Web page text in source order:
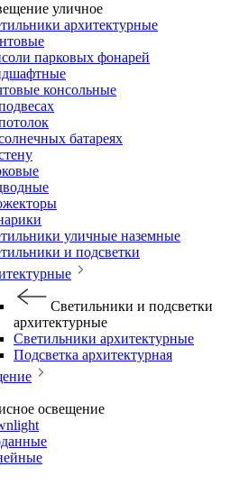
уличное
архитектурные
парковых фонарей
консольные
батареях
уличные наземные
и подсветки
Светильники и подсветки
архитектурные
Светильники архитектурные
Подсветка архитектурная
освещение